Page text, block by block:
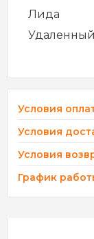
Лида
Удаленный
Условия
Условия
Условия
График